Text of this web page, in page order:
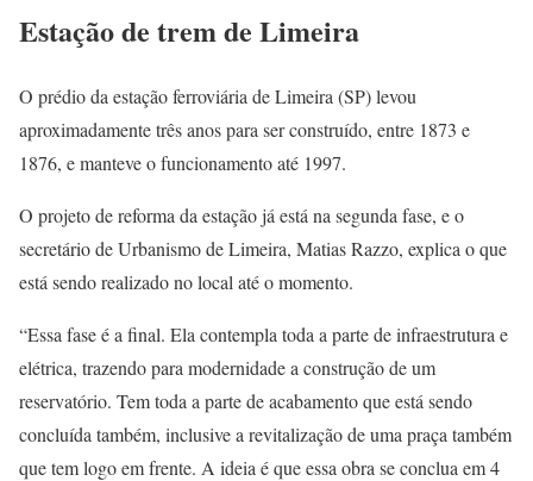
Estação de trem de Limeira
O prédio da estação ferroviária de Limeira (SP) levou
aproximadamente três anos para ser construído, entre 1873 e
1876, e manteve o funcionamento até 1997.
O projeto de reforma da estação já está na segunda fase, e o
secretário de Urbanismo de Limeira, Matias Razzo, explica o que
está sendo realizado no local até o momento.
“Essa fase é a final. Ela contempla toda a parte de infraestrutura e
elétrica, trazendo para modernidade a construção de um
reservatório. Tem toda a parte de acabamento que está sendo
concluída também, inclusive a revitalização de uma praça também
que tem logo em frente. A ideia é que essa obra se conclua em 4